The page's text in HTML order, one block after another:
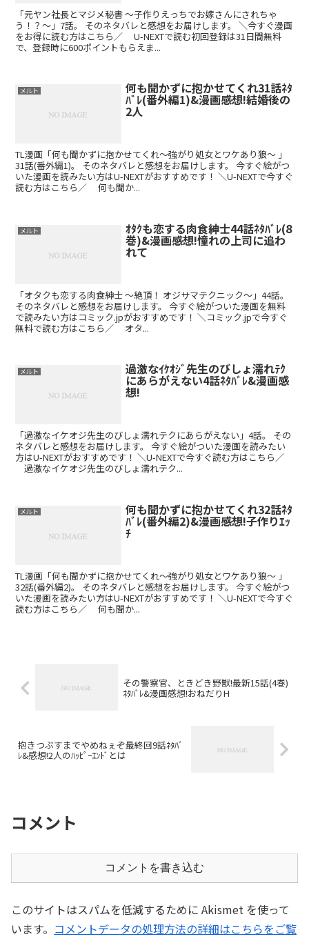
「元ヤン社長とマジメ秘書 ～子作りえっちでお嫁さんにされちゃ
う！？～」7話。 そのネタバレと感想をお届けします。 ＼今すぐ漫画
をお得に読む方はこちら／ U-NEXTで読む初回登録は31日間無料
で、登録時に600ポイントもらえま...
メルト 何も聞かずに抱かせてくれ31話ﾈﾀ
ﾊﾞﾚ(番外編1)&漫画感想!結婚後の
2人
TL漫画「何も聞かずに抱かせてくれ～強がり処女とワケあり狼～ 」
31話(番外編1)。 そのネタバレと感想をお届けします。 今すぐ絵がつ
いた漫画を読みたい方はU-NEXTがおすすめです！ ＼U-NEXTで今すぐ
読む方はこちら／ 何も聞か...
メルト ｵﾀｸも恋する肉食紳士44話ﾈﾀﾊﾞﾚ(8
巻)&漫画感想!憧れの上司に追わ
れて
「オタクも恋する肉食紳士 ～絶頂！ オジサマテクニック～」44話。
そのネタバレと感想をお届けします。 今すぐ絵がついた漫画を無料
で読みたい方はコミック.jpがおすすめです！ ＼コミック.jpで今すぐ
無料で読む方はこちら／ オタ...
メルト 過激なｲｹｵｼﾞ先生のびしょ濡れﾃｸ
にあらがえない4話ﾈﾀﾊﾞﾚ&漫画感
想!
「過激なイケオジ先生のびしょ濡れテクにあらがえない」4話。 その
ネタバレと感想をお届けします。 今すぐ絵がついた漫画を読みたい
方はU-NEXTがおすすめです！ ＼U-NEXTで今すぐ読む方はこちら／
過激なイケオジ先生のびしょ濡れテク...
メルト 何も聞かずに抱かせてくれ32話ﾈﾀ
ﾊﾞﾚ(番外編2)&漫画感想!子作りｴｯ
ﾁ
TL漫画「何も聞かずに抱かせてくれ～強がり処女とワケあり狼～ 」
32話(番外編2)。 そのネタバレと感想をお届けします。 今すぐ絵がつ
いた漫画を読みたい方はU-NEXTがおすすめです！ ＼U-NEXTで今すぐ
読む方はこちら／ 何も聞か...
その警察官、ときどき野獣!最新15話(4巻)
ﾈﾀﾊﾞﾚ&漫画感想!おねだりH
抱きつぶすまでやめねぇぞ最終回9話ﾈﾀﾊﾞ
ﾚ&感想!2人のﾊｯﾋﾟｰｴﾝﾄﾞとは
コメント
コメントを書き込む
このサイトはスパムを低減するために Akismet を使って
います。 コメントデータの処理方法の詳細はこちらをご覧